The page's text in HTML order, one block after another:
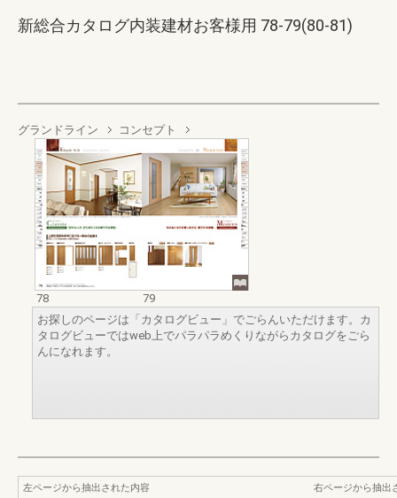
新総合カタログ内装建材お客様用 78-79(80-81)
グランドライン コンセプト
78
79
お探しのページは「カタログビュー」でごらんいただけます。カ
タログビューではweb上でパラパラめくりながらカタログをごら
んになれます。
左ページから抽出された内容
右ページから抽出